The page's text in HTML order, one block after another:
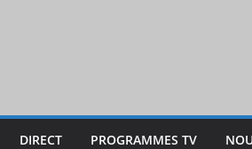
DIRECT PROGRAMMES TV